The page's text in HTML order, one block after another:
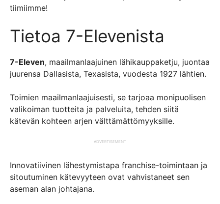
tiimiimme!
Tietoa 7-Elevenista
7-Eleven, maailmanlaajuinen lähikauppaketju, juontaa
juurensa Dallasista, Texasista, vuodesta 1927 lähtien.
Toimien maailmanlaajuisesti, se tarjoaa monipuolisen
valikoiman tuotteita ja palveluita, tehden siitä
kätevän kohteen arjen välttämättömyyksille.
ADVERTISEMENT
Innovatiivinen lähestymistapa franchise-toimintaan ja
sitoutuminen kätevyyteen ovat vahvistaneet sen
aseman alan johtajana.